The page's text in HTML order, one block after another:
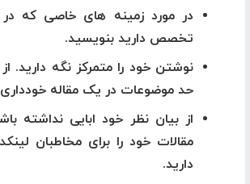
در مورد زمینه های خاصی که
تخصص دارید بنویسید.
نوشتن خود را متمرکز نگه
حد موضوعات در یک مقاله
از بیان نظر خود ابایی نداشته
مقالات خود را برای مخاطبان
دارید.